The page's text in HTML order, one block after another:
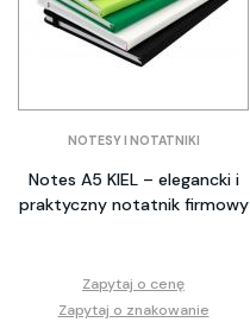
NOTESY I NOTATNIKI
Notes A5 KIEL – elegancki i
praktyczny notatnik firmowy
Zapytaj o cenę
Zapytaj o znakowanie